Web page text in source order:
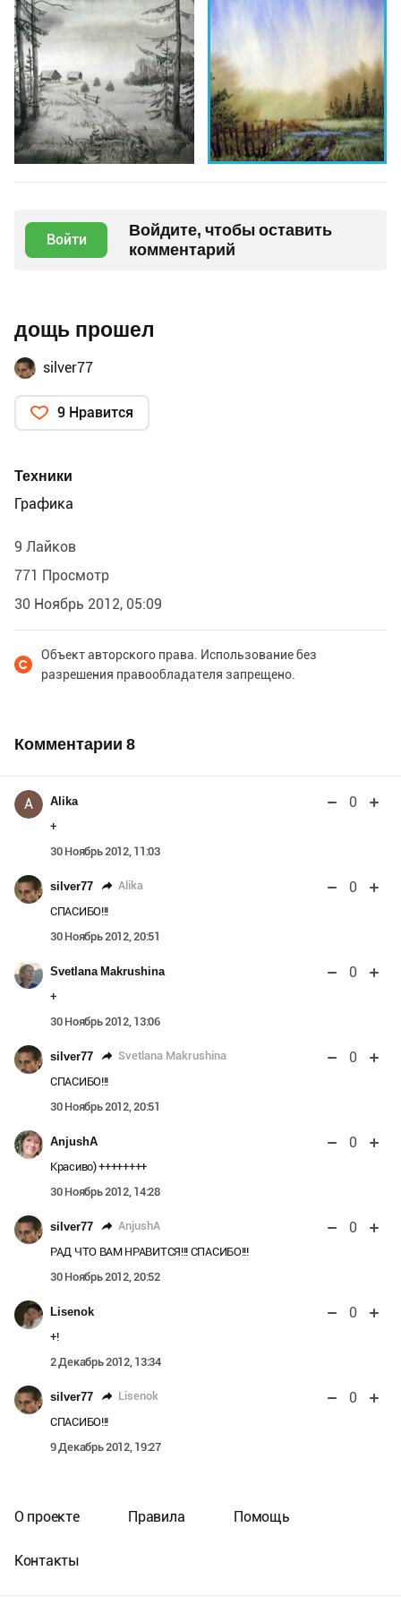
Войти
Войдите, чтобы оставить
комментарий
дощь прошел
silver77
9 Нравится
Техники
Графика
9 Лайков
771 Просмотр
30 Ноябрь 2012, 05:09
Объект авторского права. Использование без
разрешения правообладателя запрещено.
Комментарии 8
A Alika 0
+
30 Ноябрь 2012, 11:03
silver77 Alika 0
СПАСИБО!!!
30 Ноябрь 2012, 20:51
Svetlana Makrushina 0
+
30 Ноябрь 2012, 13:06
silver77 Svetlana Makrushina 0
СПАСИБО!!!
30 Ноябрь 2012, 20:51
AnjushA 0
Красиво) ++++++++
30 Ноябрь 2012, 14:28
silver77 AnjushA 0
РАД ЧТО ВАМ НРАВИТСЯ!!! СПАСИБО!!!
30 Ноябрь 2012, 20:52
Lisenok 0
+!
2 Декабрь 2012, 13:34
silver77 Lisenok 0
СПАСИБО!!!
9 Декабрь 2012, 19:27
О проекте Правила Помощь
Контакты